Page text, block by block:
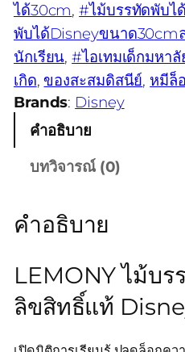
ได้30cm, #ไม้บรรทัดพับไ
พับได้Disneyขนาด30cm
นักเรียน, #ไอเทมเด็กมหาลั
เกิด, ของสะสมดิสนีย์, หมีล็
Brands: Disney
คำอธิบาย
บทวิจารณ์ (0)
คำอธิบาย
LEMONY ไม้บร
ลิขสิทธิ์แท้